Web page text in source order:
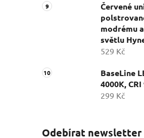
Červené
modrému
světlu
529 Kč
BaseLine
4000K,
299 Kč
Odebírat newsletter